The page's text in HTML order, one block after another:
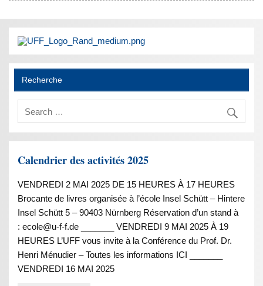
Recherche
Calendrier des activités 2025
VENDREDI 2 MAI 2025 DE 15 HEURES À 17 HEURES
Brocante de livres organisée à l’école Insel Schütt – Hintere
Insel Schütt 5 – 90403 Nürnberg Réservation d’un stand à
: ecole@u-f-f.de _______ VENDREDI 9 MAI 2025 À 19
HEURES L’UFF vous invite à la Conférence du Prof. Dr.
Henri Ménudier – Toutes les informations ICI _______
VENDREDI 16 MAI 2025